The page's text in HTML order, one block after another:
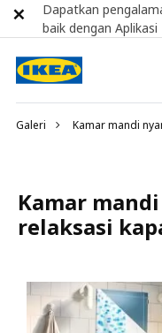
Galeri Kamar mandi
Kamar
relaksasi
Dapatkan
baik dengan Aplikasi